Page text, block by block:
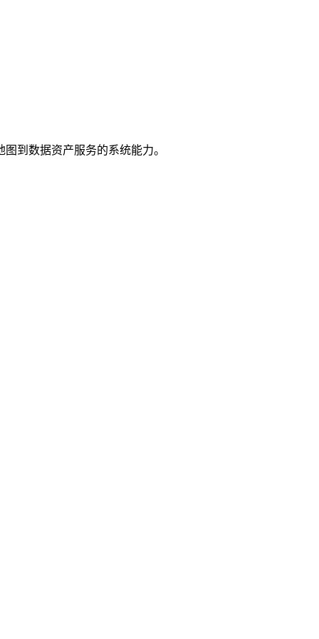
到数据资产服务的系统能力。